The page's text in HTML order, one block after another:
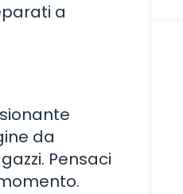
a
da
Pensaci